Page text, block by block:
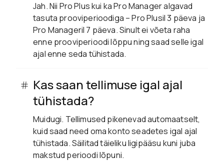
Jah. Nii Pro Plus kui ka Pro Manager algavad
tasuta prooviperioodiga – Pro Plusil 3 päeva ja
Pro Manageril 7 päeva. Sinult ei võeta raha
enne prooviperioodi lõppu ning saad selle igal
ajal enne seda tühistada.
Kas saan tellimuse igal ajal
tühistada?
Muidugi. Tellimused pikenevad automaatselt,
kuid saad need oma konto seadetes igal ajal
tühistada. Säilitad täieliku ligipääsu kuni juba
makstud perioodi lõpuni.